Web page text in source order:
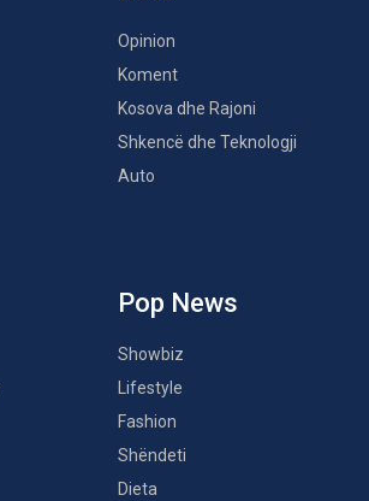
Opinion
Koment
Kosova dhe Rajoni
Shkencë dhe Teknologji
Auto
Pop News
Showbiz
Lifestyle
Fashion
Shëndeti
Dieta